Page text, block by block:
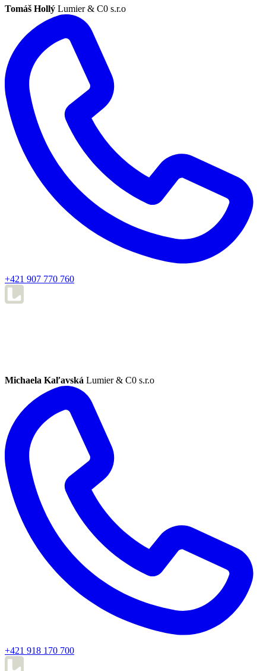
Tomáš Hollý Lumier & C0 s.r.o
+421 907 770 760
Michaela Kaľavská Lumier & C0 s.r.o
+421 918 170 700